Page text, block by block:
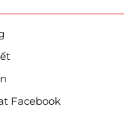
Facebook